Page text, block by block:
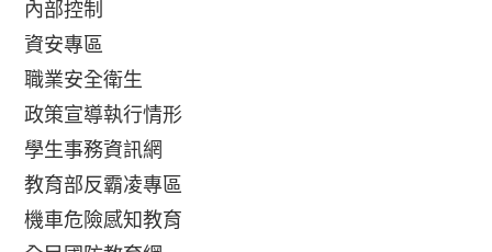
內部控制
資安專區
職業安全衛生
政策宣導執行情形
學生事務資訊網
教育部反霸凌專區
機車危險感知教育